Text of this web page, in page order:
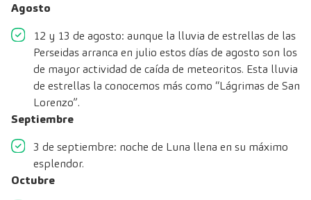
Agosto
12 y 13 de agosto: aunque la lluvia de estrellas de las
Perseidas arranca en julio estos días de agosto son los
de mayor actividad de caída de meteoritos. Esta lluvia
de estrellas la conocemos más como “Lágrimas de San
Lorenzo”.
Septiembre
3 de septiembre: noche de Luna llena en su máximo
esplendor.
Octubre